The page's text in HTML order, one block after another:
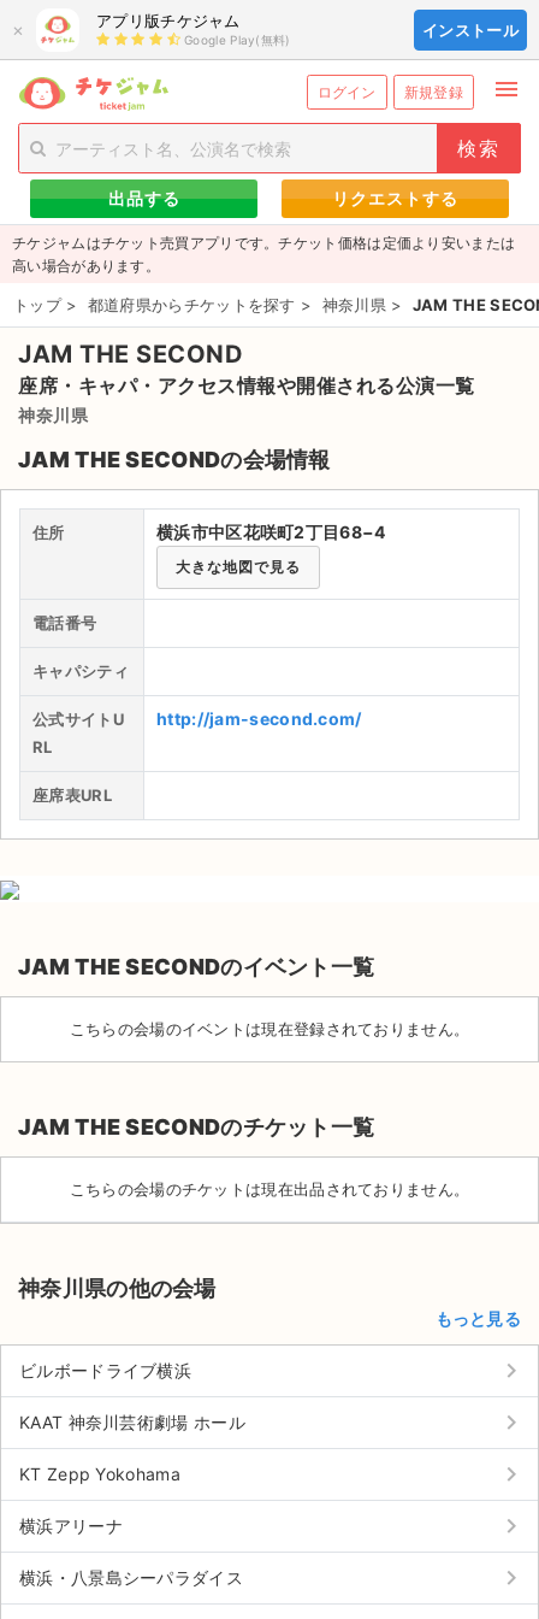
× アプリ版チケジャム
Google Play(無料) インストール
ログイン 新規登録 menu
person_add 新規会員登録 exit_to_app ログイン
チケットを探す
新着チケット
値下げしたチケット
都道府県からチケットを探す
もうすぐ開催のチケット
チケットのリクエスト一覧
ライブ・コンサート（国内）
ライブ・コンサート（海外）
イベント
演劇・ミュージカル
ご利用ガイド
AIに質問する
お知らせ
サイト情報
チケットジャム運営会社
出品する リクエストする
チケジャムはチケット売買アプリです。チケット価格は定価より安いまたは
高い場合があります。
トップ > 都道府県からチケットを探す > 神奈川県 > JAM THE
JAM THE SECOND
座席・キャパ・アクセス情報や開催される公演一覧
神奈川県
JAM THE SECONDの会場情報
住所 横浜市中区花咲町2丁目68−4
大きな地図で見る
電話番号
キャパシティ
公式サイトU
RL
http://jam-second.com/
座席表URL
JAM THE SECONDのイベント一覧
こちらの会場のイベントは現在登録されておりません。
JAM THE SECONDのチケット一覧
こちらの会場のチケットは現在出品されておりません。
神奈川県の他の会場
もっと見る
ビルボードライブ横浜 keyboard_arrow_right
KAAT 神奈川芸術劇場 ホール keyboard_arrow_right
KT Zepp Yokohama keyboard_arrow_right
横浜アリーナ keyboard_arrow_right
横浜・八景島シーパラダイス
keyboard_arrow_right